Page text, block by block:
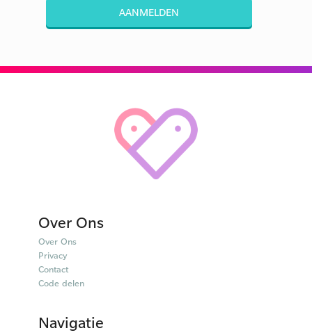
AANMELDEN
Over Ons
Over Ons
Privacy
Contact
Code delen
Navigatie